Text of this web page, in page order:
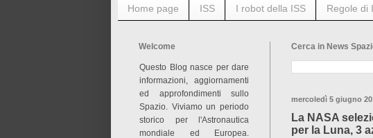
Home page ISS I robot della ISS Regole di
Cerca in News
mercoledì 5 giugno
La NASA
per la Luna, 3
Welcome
Questo Blog nasce per dare
informazioni, aggiornamenti
ed approfondimenti sullo
Spazio. Viviamo un periodo
storico per l'Astronautica
mondiale ed Europea.